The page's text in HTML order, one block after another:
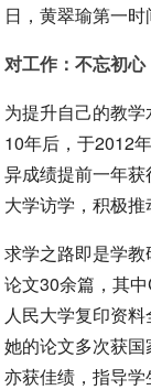
日，黄翠瑜第一时
对工作：不忘初
为提升自己的教
10年后，于2012
异成绩提前一年
大学访学，积极推
求学之路即是学
论文30余篇，其
人民大学复印资
她的论文多次获
亦获佳绩，指导